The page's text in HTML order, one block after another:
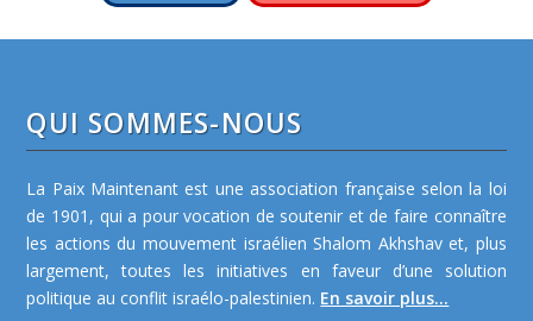
QUI SOMMES-NOUS
La Paix Maintenant est une association française selon la loi
de 1901, qui a pour vocation de soutenir et de faire connaître
les actions du mouvement israélien Shalom Akhshav et, plus
largement, toutes les initiatives en faveur d’une solution
politique au conflit israélo-palestinien. En savoir plus...